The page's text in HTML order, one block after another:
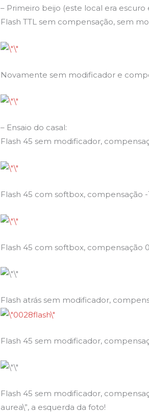
– Primeiro beijo (este local era
Flash TTL sem compensação, sem
Novamente sem modificador e
– Ensaio do casal:
Flash 45 sem modificador,
Flash 45 com softbox, compensação
Flash 45 com softbox, compensação
Flash atrás sem modificador,
Flash 45 sem modificador,
Flash 45 sem modificador,
aurea\”, a esquerda da foto!